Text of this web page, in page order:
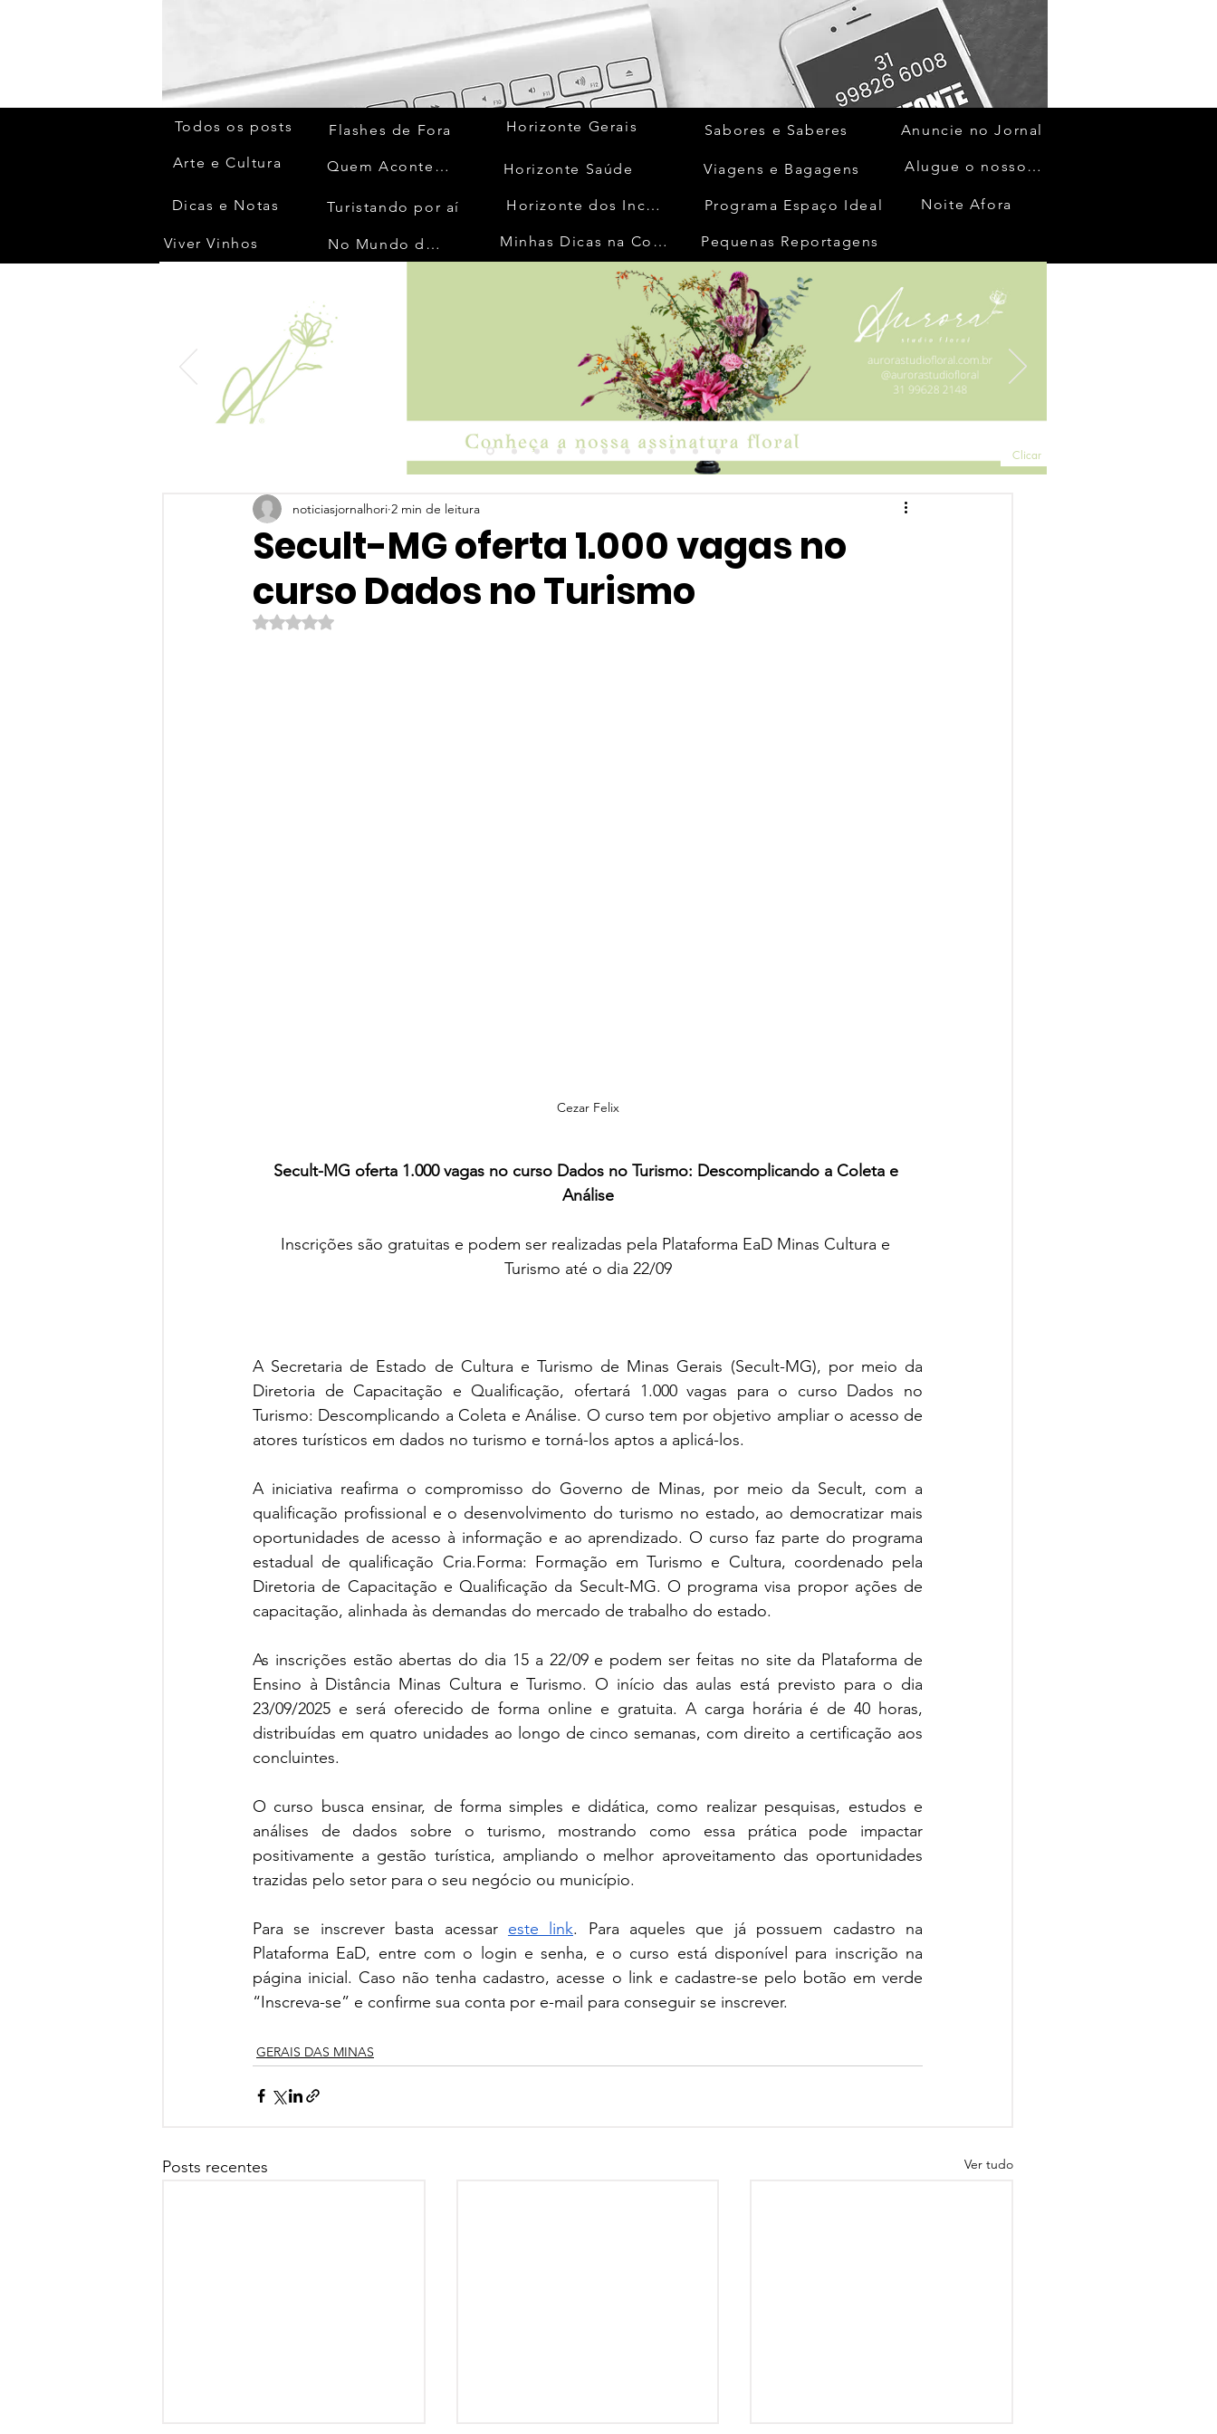
Todos os posts
Arte e Cultura
Dicas e Notas
Viver Vinhos
Flashes de Fora
Quem Acontece
Turistando por aí
No Mundo da Moda
Horizonte Gerais
Horizonte Saúde
Horizonte dos Inconfidentes
Minhas Dicas na Cozinha
Sabores e Saberes
Viagens e Bagagens
Programa Espaço Ideal
Anuncie no Jornal
Alugue o nosso espaço
Noite Afora
Pequenas Reportagens
Clicar
Secult-MG oferta 1.000 vagas no
curso Dados no Turismo
noticiasjornalhori 2 min de leitura
Avaliado com NaN de 5 estrelas.
Cezar Felix
Secult-MG oferta 1.000 vagas no curso Dados no Turismo: Descomplicando a Coleta e
Análise
Inscrições são gratuitas e podem ser realizadas pela Plataforma EaD Minas Cultura e
Turismo até o dia 22/09
A Secretaria de Estado de Cultura e Turismo de Minas Gerais (Secult-MG), por meio da
Diretoria de Capacitação e Qualificação, ofertará 1.000 vagas para o curso Dados no
Turismo: Descomplicando a Coleta e Análise. O curso tem por objetivo ampliar o acesso de
atores turísticos em dados no turismo e torná-los aptos a aplicá-los.
A iniciativa reafirma o compromisso do Governo de Minas, por meio da Secult, com a
qualificação profissional e o desenvolvimento do turismo no estado, ao democratizar mais
oportunidades de acesso à informação e ao aprendizado. O curso faz parte do programa
estadual de qualificação Cria.Forma: Formação em Turismo e Cultura, coordenado pela
Diretoria de Capacitação e Qualificação da Secult-MG. O programa visa propor ações de
capacitação, alinhada às demandas do mercado de trabalho do estado.
As inscrições estão abertas do dia 15 a 22/09 e podem ser feitas no site da Plataforma de
Ensino à Distância Minas Cultura e Turismo. O início das aulas está previsto para o dia
23/09/2025 e será oferecido de forma online e gratuita. A carga horária é de 40 horas,
distribuídas em quatro unidades ao longo de cinco semanas, com direito a certificação aos
concluintes.
O curso busca ensinar, de forma simples e didática, como realizar pesquisas, estudos e
análises de dados sobre o turismo, mostrando como essa prática pode impactar
positivamente a gestão turística, ampliando o melhor aproveitamento das oportunidades
trazidas pelo setor para o seu negócio ou município.
Para se inscrever basta acessar este link. Para aqueles que já possuem cadastro na
Plataforma EaD, entre com o login e senha, e o curso está disponível para inscrição na
página inicial. Caso não tenha cadastro, acesse o link e cadastre-se pelo botão em verde
“Inscreva-se” e confirme sua conta por e-mail para conseguir se inscrever.
GERAIS DAS MINAS
Posts recentes Ver tudo